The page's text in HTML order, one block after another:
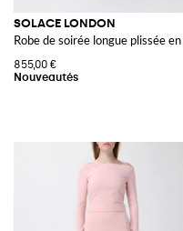
SOLACE LONDON
Robe de soirée longue plissée
855,00 €